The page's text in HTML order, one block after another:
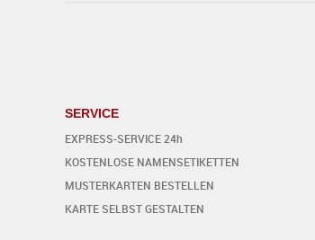
SERVICE
EXPRESS-SERVICE 24h
KOSTENLOSE NAMENSETIKETTEN
MUSTERKARTEN BESTELLEN
KARTE SELBST GESTALTEN